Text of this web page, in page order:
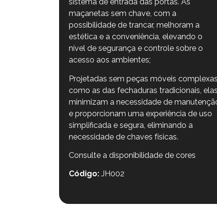
maçanetas sem chave, com a
possibilidade de trancar, melhoram a
estética e a conveniência, elevando o
nível de segurança e controle sobre o
acesso aos ambientes;
Projetadas sem peças móveis complexas,
como as das fechaduras tradicionais, elas
minimizam a necessidade de
e proporcionam uma experiência de uso
simplificada e segura, eliminando a
necessidade de chaves físicas.
Consulte a disponibilidade de cores
Código: JH002